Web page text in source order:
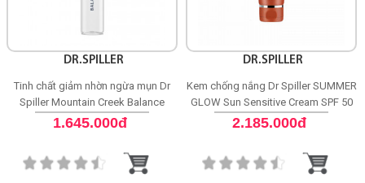
DR.SPILLER
Tinh chất giảm nhờn ngừa mụn Dr
Spiller Mountain Creek Balance
Purifying Ampoule
1.645.000đ
DR.SPILLER
Kem chống nắng Dr Spiller SUMMER
GLOW Sun Sensitive Cream SPF 50
2.185.000đ